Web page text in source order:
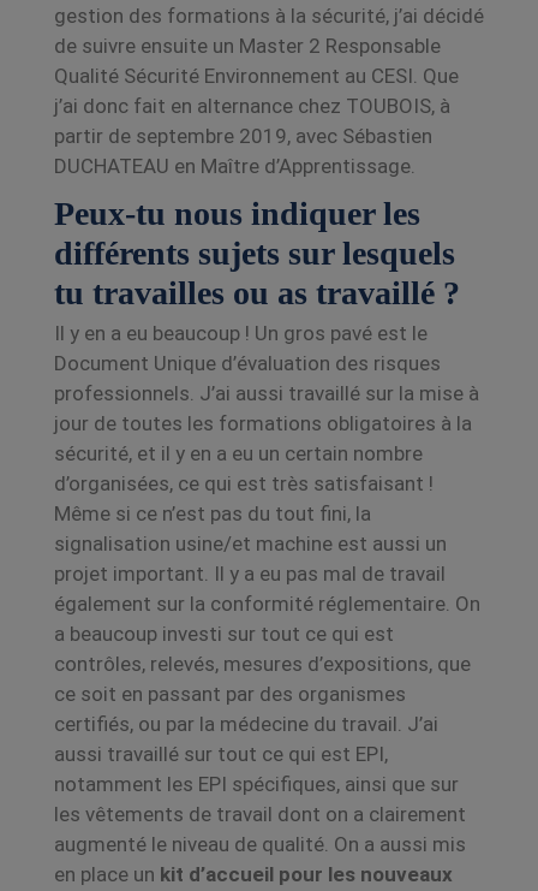
gestion des formations à la sécurité, j’ai décidé
de suivre ensuite un Master 2 Responsable
Qualité Sécurité Environnement au CESI. Que
j’ai donc fait en alternance chez TOUBOIS, à
partir de septembre 2019, avec Sébastien
DUCHATEAU en Maître d’Apprentissage.
Peux-tu nous indiquer les
différents sujets sur lesquels
tu travailles ou as travaillé ?
Il y en a eu beaucoup ! Un gros pavé est le
Document Unique d’évaluation des risques
professionnels. J’ai aussi travaillé sur la mise à
jour de toutes les formations obligatoires à la
sécurité, et il y en a eu un certain nombre
d’organisées, ce qui est très satisfaisant !
Même si ce n’est pas du tout fini, la
signalisation usine/et machine est aussi un
projet important. Il y a eu pas mal de travail
également sur la conformité réglementaire. On
a beaucoup investi sur tout ce qui est
contrôles, relevés, mesures d’expositions, que
ce soit en passant par des organismes
certifiés, ou par la médecine du travail. J’ai
aussi travaillé sur tout ce qui est EPI,
notamment les EPI spécifiques, ainsi que sur
les vêtements de travail dont on a clairement
augmenté le niveau de qualité. On a aussi mis
en place un kit d’accueil pour les nouveaux